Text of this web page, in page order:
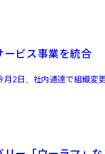
ビス事業を統合
2日、社内通達で組織変